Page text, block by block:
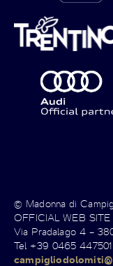
© Madonna di
OFFICIAL WEB SITE
Via Pradalago 4 –
Tel +39 0465